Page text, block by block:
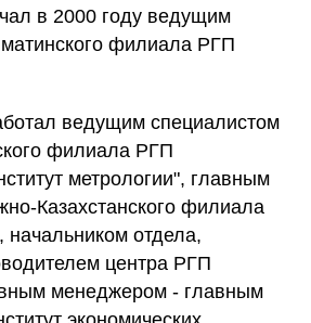
в 2000 году ведущим
филиала РГП
ведущим специалистом
филиала РГП
метрологии", главным
Казахстанского филиала
отдела,
центра РГП
менеджером - главным